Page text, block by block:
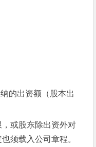
的出资额（股本出
或股东除出资外对
须载入公司章程。